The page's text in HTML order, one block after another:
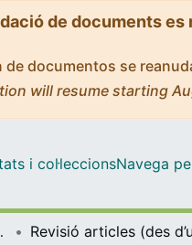
de documents
documentos se
will resume starting
i col·leccionsNavega